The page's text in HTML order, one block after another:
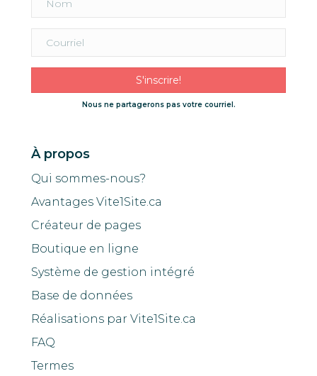
S'inscrire!
Nous ne partagerons pas votre courriel.
À propos
Qui sommes-nous?
Avantages Vite1Site.ca
Créateur de pages
Boutique en ligne
Système de gestion intégré
Base de données
Réalisations par Vite1Site.ca
FAQ
Termes